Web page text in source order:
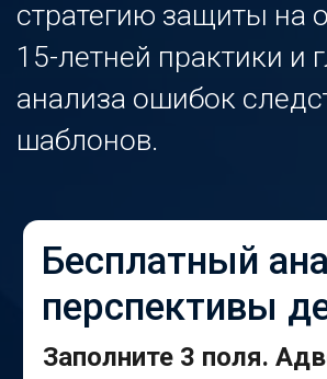
Бесплатный анализ
перспективы дела
Заполните 3 поля. Адвокат
изучит вводные, оценит риски и